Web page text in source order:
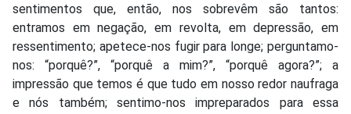
sentimentos que, então, nos sobrevêm são tantos:
entramos em negação, em revolta, em depressão, em
ressentimento; apetece-nos fugir para longe; perguntamo-
nos: “porquê?”, “porquê a mim?”, “porquê agora?”; a
impressão que temos é que tudo em nosso redor naufraga
e nós também; sentimo-nos impreparados para essa